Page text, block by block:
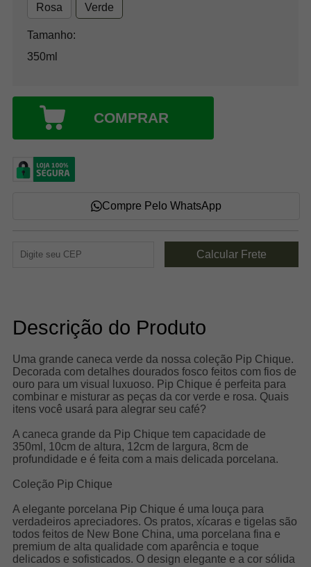
Rosa
Verde
Tamanho:
350ml
COMPRAR
Compre Pelo WhatsApp
Descrição do Produto
Uma grande caneca verde da nossa coleção Pip Chique.
Decorada com detalhes dourados fosco feitos com fios de
ouro para um visual luxuoso. Pip Chique é perfeita para
combinar e misturar as peças da cor verde e rosa. Quais
itens você usará para alegrar seu café?
A caneca grande da Pip Chique tem capacidade de
350ml, 10cm de altura, 12cm de largura, 8cm de
profundidade e é feita com a mais delicada porcelana.
Coleção Pip Chique
A elegante porcelana Pip Chique é uma louça para
verdadeiros apreciadores. Os pratos, xícaras e tigelas são
todos feitos de New Bone China, uma porcelana fina e
premium de alta qualidade com aparência e toque
delicados e sofisticados. O design elegante e a cor sólida